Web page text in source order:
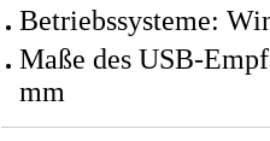
Betriebssysteme:
Maße des USB-
mm